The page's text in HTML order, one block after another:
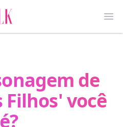
de
Filhos' você
é?